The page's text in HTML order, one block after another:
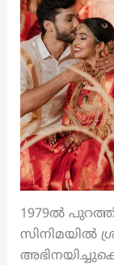
1979ൽ
സിനിമയിൽ